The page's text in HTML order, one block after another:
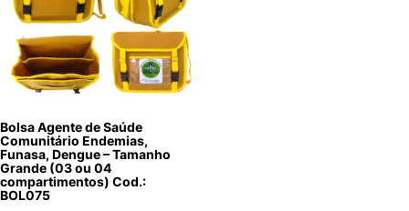
Bolsa Agente de Saúde
Comunitário Endemias,
Funasa, Dengue – Tamanho
Grande (03 ou 04
compartimentos) Cod.:
BOL075